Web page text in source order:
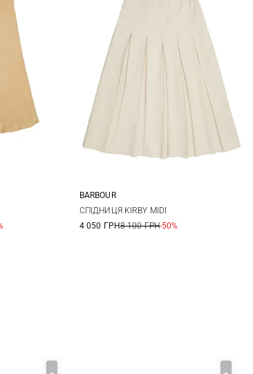
8 10
BARBOUR
СПІДНИЦЯ KIRBY MIDI
4 050 ГРН8 100 ГРН-50%